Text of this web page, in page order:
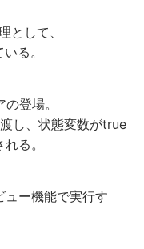
として、
る。
登場。
し、状態変数がtrue
る。
ュー機能で実行す